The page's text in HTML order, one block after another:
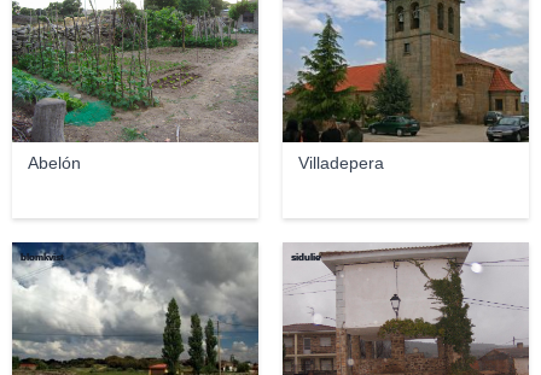
Abelón Villadepera
blomkvist sidulie